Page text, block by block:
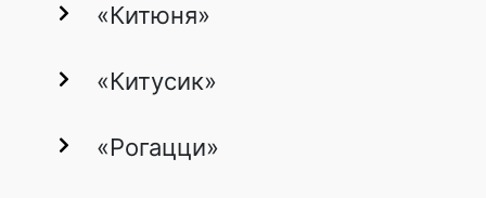
«Китюня»
«Китусик»
«Рогацци»